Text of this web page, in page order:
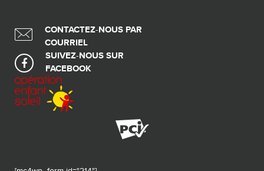
CONTACTEZ-NOUS PAR
COURRIEL
SUIVEZ-NOUS SUR
FACEBOOK